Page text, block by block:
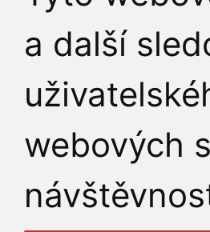
a další
webových